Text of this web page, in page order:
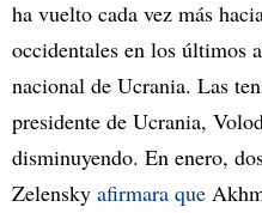
ha vuelto cada vez más
occidentales en los últimos
nacional de Ucrania. Las
presidente de Ucrania,
disminuyendo. En enero,
Zelensky afirmara que